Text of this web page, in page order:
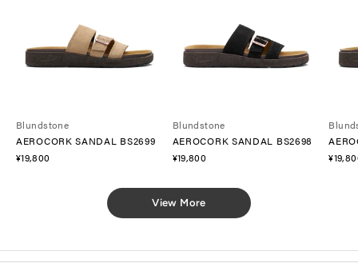
Blundstone
AEROCORK SANDAL BS2699
セ
¥19,800
Blundstone
AEROCORK SANDAL BS2698
セ
格
¥19,800
セ
View More